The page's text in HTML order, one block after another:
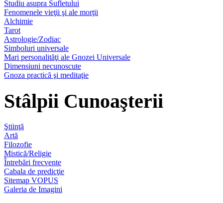
Studiu asupra Sufletului
Fenomenele vieţii şi ale morţii
Alchimie
Tarot
Astrologie/Zodiac
Simboluri universale
Mari personalităţi ale Gnozei Universale
Dimensiuni necunoscute
Gnoza practică şi meditaţie
Stâlpii Cunoaşterii
Ştiinţă
Artă
Filozofie
Mistică/Religie
Întrebări frecvente
Cabala de predicţie
Sitemap VOPUS
Galeria de Imagini